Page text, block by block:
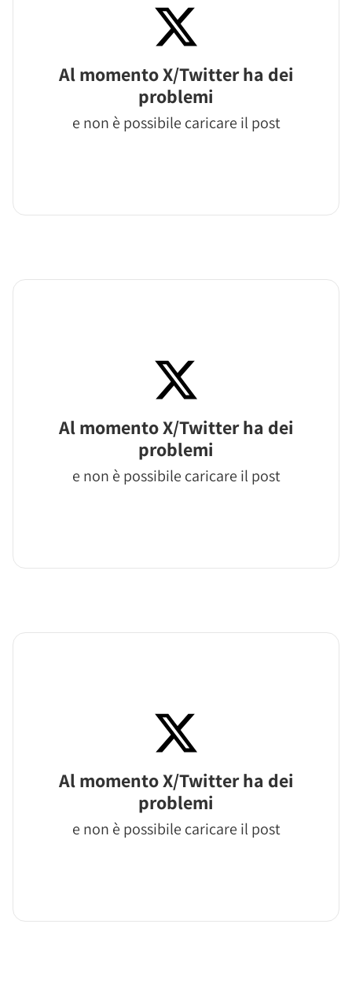
Al momento X/Twitter ha dei
problemi
e non è possibile caricare il post
Al momento X/Twitter ha dei
problemi
e non è possibile caricare il post
Al momento X/Twitter ha dei
problemi
e non è possibile caricare il post